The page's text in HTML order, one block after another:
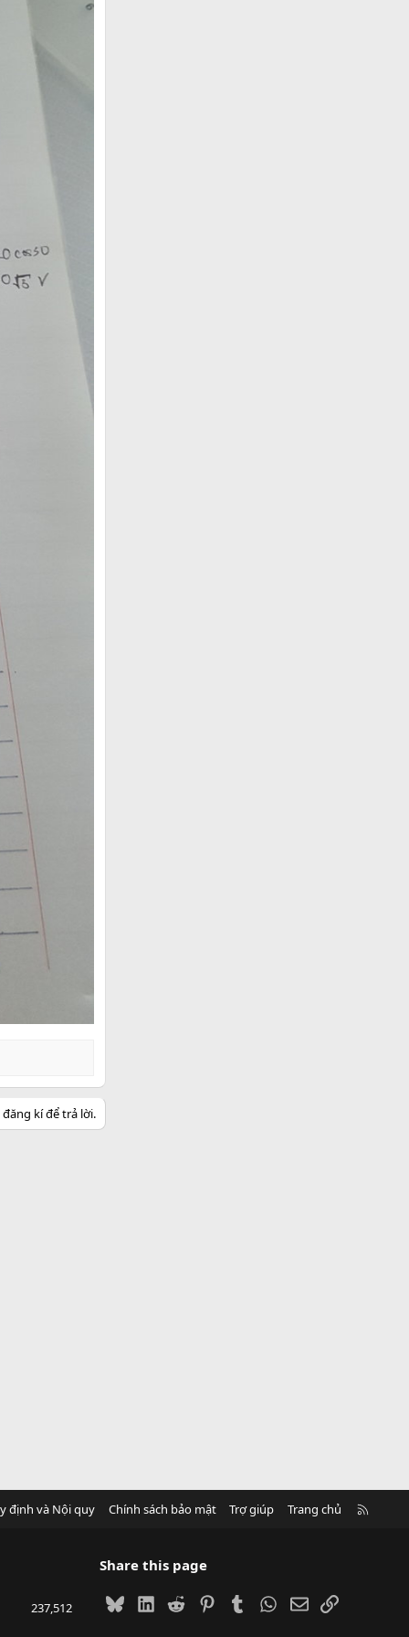
kí để trả lời.
định và Nội quy Chính sách bảo mật Trợ giúp Trang chủ
237,512
Share this page
BlueskyLinkedIn
Reddit PinterestTumblrWhatsApp
EmailLink